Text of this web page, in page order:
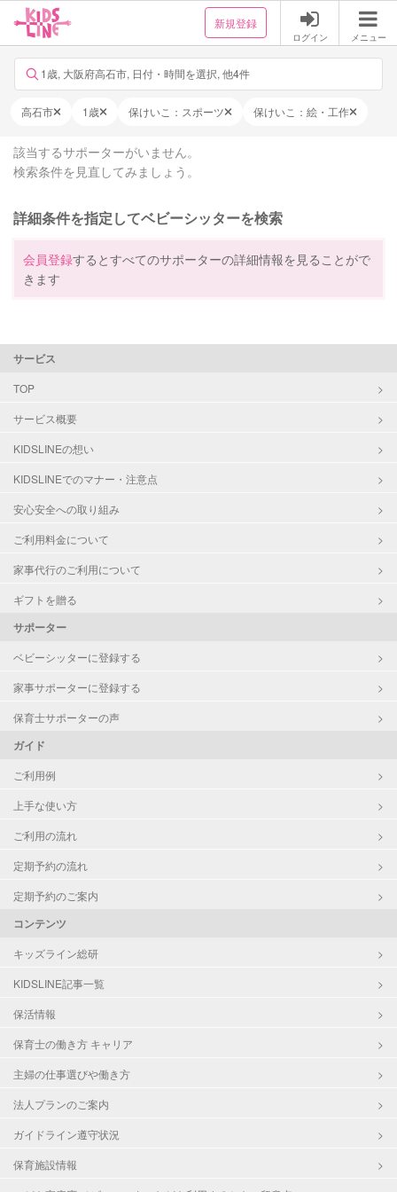
新規登録
ログイン メニュー
1歳, 大阪府高石市, 日付・時間を選択, 他4件
高石市 1歳 保けいこ：スポーツ 保けいこ：絵・工作
該当するサポーターがいません。
検索条件を見直してみましょう。
詳細条件を指定してベビーシッターを検索
会員登録するとすべてのサポーターの詳細情報を見ることがで
きます
サービス
TOP
サービス概要
KIDSLINEの想い
KIDSLINEでのマナー・注意点
安心安全への取り組み
ご利用料金について
家事代行のご利用について
ギフトを贈る
サポーター
ベビーシッターに登録する
家事サポーターに登録する
保育士サポーターの声
ガイド
ご利用例
上手な使い方
ご利用の流れ
定期予約の流れ
定期予約のご案内
コンテンツ
キッズライン総研
KIDSLINE記事一覧
保活情報
保育士の働き方 キャリア
主婦の仕事選びや働き方
法人プランのご案内
ガイドライン遵守状況
保育施設情報